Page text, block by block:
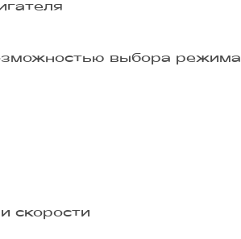
выбора режима
скорости